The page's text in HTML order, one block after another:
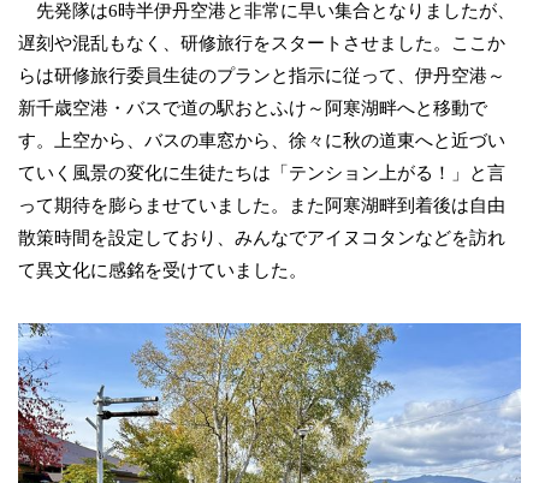
先発隊は6時半伊丹空港と非常に早い集合となりましたが、
遅刻や混乱もなく、研修旅行をスタートさせました。ここか
らは研修旅行委員生徒のプランと指示に従って、伊丹空港～
新千歳空港・バスで道の駅おとふけ～阿寒湖畔へと移動で
す。上空から、バスの車窓から、徐々に秋の道東へと近づい
ていく風景の変化に生徒たちは「テンション上がる！」と言
って期待を膨らませていました。また阿寒湖畔到着後は自由
散策時間を設定しており、みんなでアイヌコタンなどを訪れ
て異文化に感銘を受けていました。